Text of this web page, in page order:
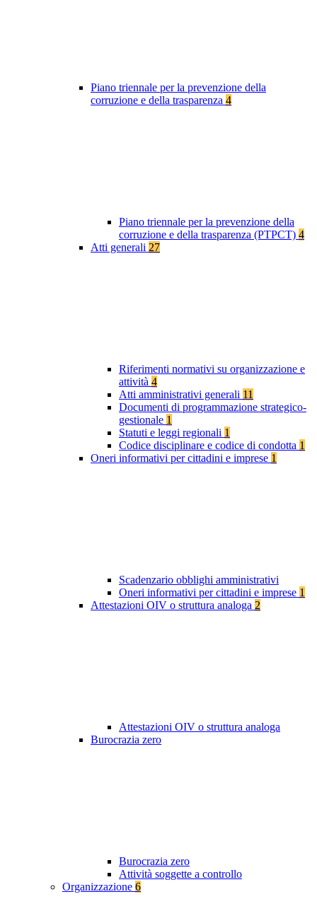
Piano triennale per la prevenzione della
corruzione e della trasparenza 4
Piano triennale per la prevenzione della
corruzione e della trasparenza (PTPCT) 4
Atti generali 27
Riferimenti normativi su organizzazione e
attività 4
Atti amministrativi generali 11
Documenti di programmazione strategico-
gestionale 1
Statuti e leggi regionali 1
Codice disciplinare e codice di condotta 1
Oneri informativi per cittadini e imprese 1
Scadenzario obblighi amministrativi
Oneri informativi per cittadini e imprese 1
Attestazioni OIV o struttura analoga 2
Attestazioni OIV o struttura analoga
Burocrazia zero
Burocrazia zero
Attività soggette a controllo
Organizzazione 6